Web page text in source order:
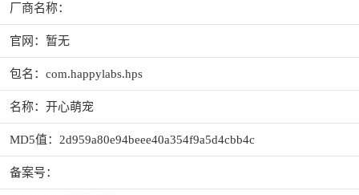
厂商名称：
官网：暂无
包名：com.happylabs.hps
名称：开心萌宠
MD5值：2d959a80e94beee40a354f9a5d4cbb4c
备案号：